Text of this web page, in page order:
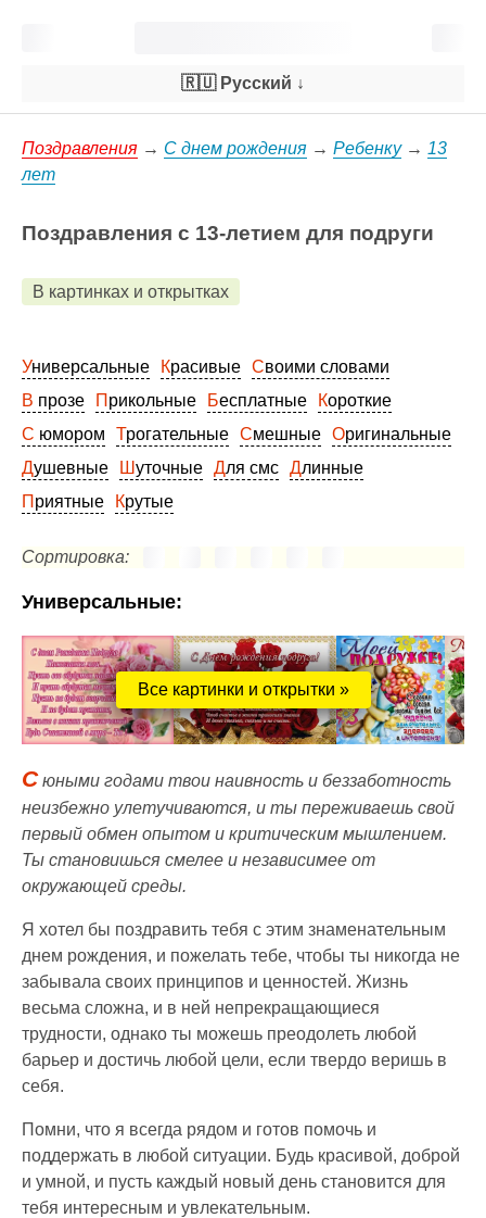
🇷🇺 Русский ↓
Поздравления → С днем рождения → Ребенку→ 13
лет
Поздравления с 13-летием для подруги
В картинках и открытках
Универсальные Красивые
Своими словами
В прозе
Прикольные Бесплатные
Короткие
С юмором
Трогательные Смешные
Оригинальные
Душевные
Шуточные Для смс
Длинные
Приятные
Крутые
Сортировка:
Универсальные:
Все картинки и открытки »
Сюными годами твои наивность и беззаботность
неизбежно улетучиваются, и ты переживаешь свой
первый обмен опытом и критическим мышлением.
Ты становишься смелее и независимее от
окружающей среды.
Я хотел бы поздравить тебя с этим знаменательным
днем рождения, и пожелать тебе, чтобы ты никогда не
забывала своих принципов и ценностей. Жизнь
весьма сложна, и в ней непрекращающиеся
трудности, однако ты можешь преодолеть любой
барьер и достичь любой цели, если твердо веришь в
себя.
Помни, что я всегда рядом и готов помочь и
поддержать в любой ситуации. Будь красивой, доброй
и умной, и пусть каждый новый день становится для
тебя интересным и увлекательным.